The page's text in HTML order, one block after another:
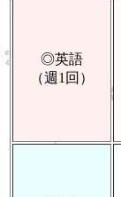
◎英語
（週1回）